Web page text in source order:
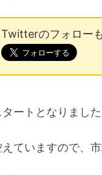
Twitterのフォロー
ートとなりました
ていますので、